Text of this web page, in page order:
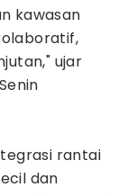
kawasan
ujar
rantai
dan